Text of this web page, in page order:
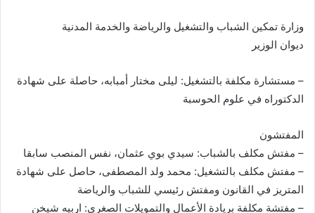
وزارة تمكين الشباب والتشغيل والرياضة والخدمة المدنية
ديوان الوزير
– مستشارة مكلفة بالتشغيل: ليلى مختار أمبابه، حاصلة على شهادة
الدكتوراه في علوم الحوسبة
المفتشون
– مفتش مكلف بالشباب: سيدي بوي عثمان، نفس المنصب سابقا
– مفتش مكلف بالتشغيل: محمد ولد المصطفى، حاصل على شهادة
المتريز في القانون ومفتش رئيسي للشباب والرياضة
– مفتشة مكلفة بريادة الأعمال والتمويلات الصغرى: اربيه شيخن